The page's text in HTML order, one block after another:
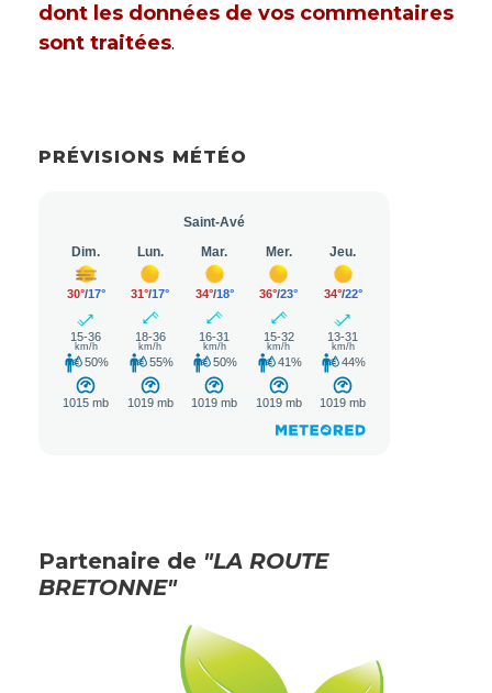
dont les données de vos commentaires
sont traitées.
PRÉVISIONS MÉTÉO
Partenaire de "LA ROUTE
BRETONNE"